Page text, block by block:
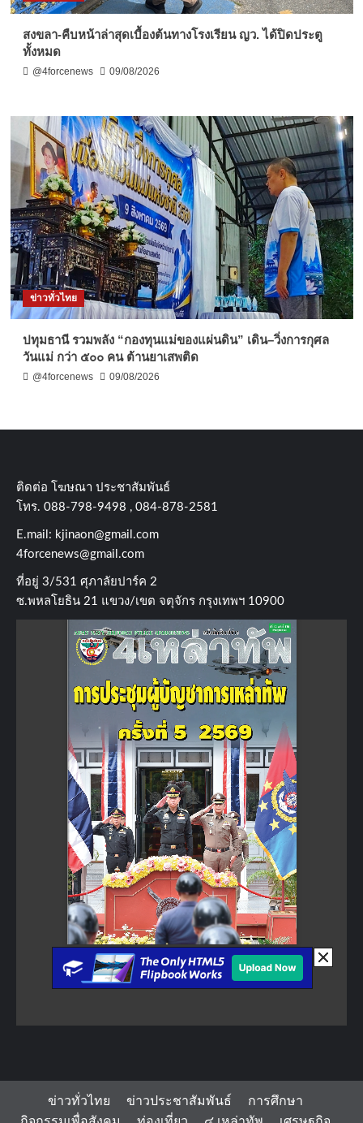
สงขลา-คืบหน้าล่าสุดเบื้องต้นทางโรงเรียน ญว. ได้ปิดประตู
ทั้งหมด
@4forcenews 09/08/2026
ข่าวทั่วไทย
ปทุมธานี รวมพลัง “กองทุนแม่ของแผ่นดิน” เดิน–วิ่งการกุศล
วันแม่ กว่า ๕๐๐ คน ต้านยาเสพติด
@4forcenews 09/08/2026
ติดต่อ​ โฆษณา​ ประชาสัมพันธ์
โทร​. 088-798-9498 , 084-878-2581
E.mail: kjinaon@gmail.com
4forcenews@gmail.com
ที่อยู่​ 3/531​ ศุภาลัยปาร์ค​ 2
ซ.พหลโยธิน​ 21​ แขวง/เขต​ จตุจักร​ กรุงเทพฯ 10900
ข่าวทั่วไทย ข่าวประชาสัมพันธ์
การศึกษา